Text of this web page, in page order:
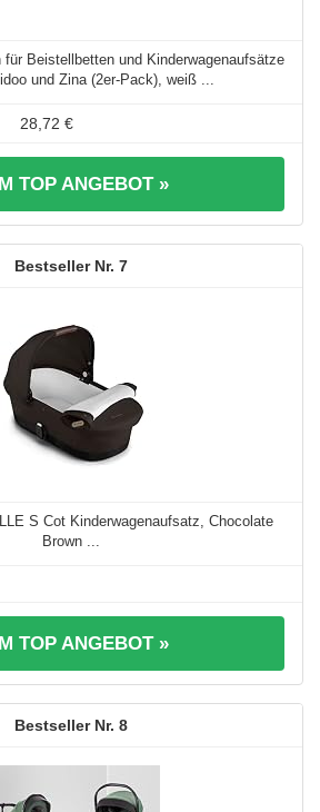
für Beistellbetten und Kinderwagenaufsätze
und Zina (2er-Pack), weiß ...
28,72 €
TOP ANGEBOT »
7
S Cot Kinderwagenaufsatz, Chocolate
Brown ...
TOP ANGEBOT »
8